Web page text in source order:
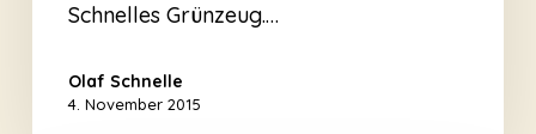
Schnelles Grünzeug.…
Olaf Schnelle
4. November 2015